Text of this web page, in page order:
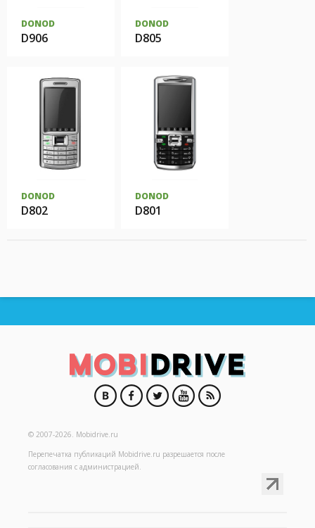
DONOD
D906
DONOD
D805
DONOD
D802
DONOD
D801
© 2007-2026. Mobidrive.ru
Перепечатка публикаций Mobidrive.ru разрешается после
согласования с администрацией.